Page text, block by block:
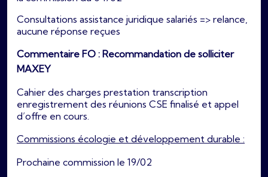
Consultations assistance juridique salariés => relance,
aucune réponse reçues
Commentaire FO : Recommandation de solliciter
MAXEY
Cahier des charges prestation transcription
enregistrement des réunions CSE finalisé et appel
d’offre en cours.
Commissions écologie et développement durable :
Prochaine commission le 19/02